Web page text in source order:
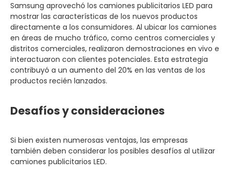
Samsung aprovechó los camiones publicitarios LED para
mostrar las características de los nuevos productos
directamente a los consumidores. Al ubicar los camiones
en áreas de mucho tráfico, como centros comerciales y
distritos comerciales, realizaron demostraciones en vivo e
interactuaron con clientes potenciales. Esta estrategia
contribuyó a un aumento del 20% en las ventas de los
productos recién lanzados.
Desafíos y consideraciones
Si bien existen numerosas ventajas, las empresas
también deben considerar los posibles desafíos al utilizar
camiones publicitarios LED.